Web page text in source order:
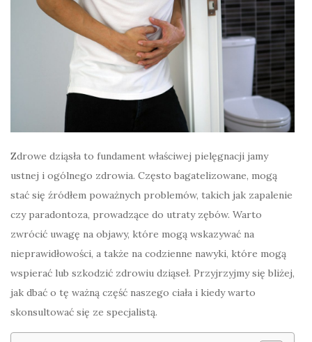
Zdrowe dziąsła to fundament właściwej pielęgnacji jamy
ustnej i ogólnego zdrowia. Często bagatelizowane, mogą
stać się źródłem poważnych problemów, takich jak zapalenie
czy paradontoza, prowadzące do utraty zębów. Warto
zwrócić uwagę na objawy, które mogą wskazywać na
nieprawidłowości, a także na codzienne nawyki, które mogą
wspierać lub szkodzić zdrowiu dziąseł. Przyjrzyjmy się bliżej,
jak dbać o tę ważną część naszego ciała i kiedy warto
skonsultować się ze specjalistą.